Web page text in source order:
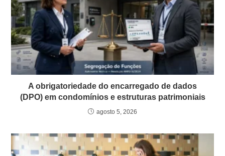
A obrigatoriedade do encarregado de dados
(DPO) em condomínios e estruturas patrimoniais
agosto 5, 2026